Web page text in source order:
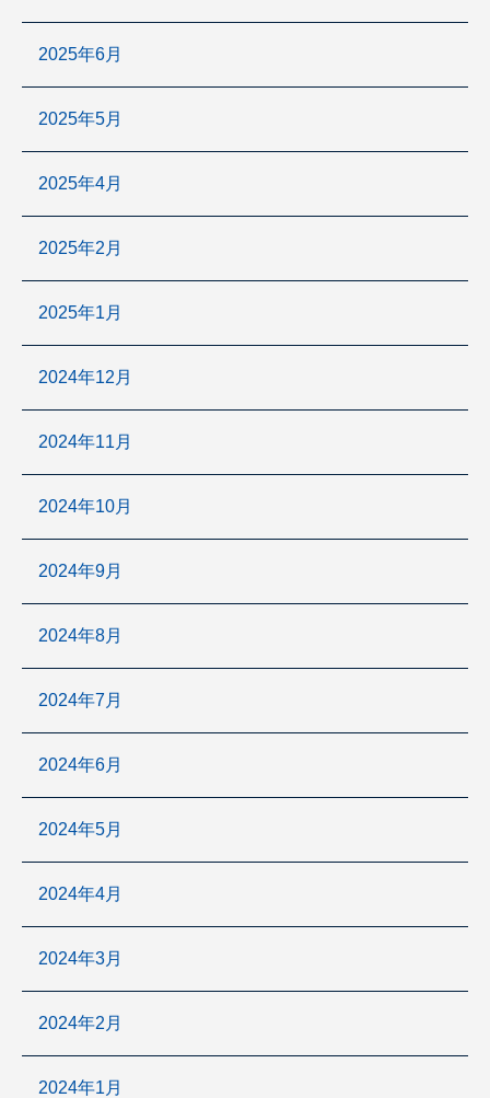
2025年6月
2025年5月
2025年4月
2025年2月
2025年1月
2024年12月
2024年11月
2024年10月
2024年9月
2024年8月
2024年7月
2024年6月
2024年5月
2024年4月
2024年3月
2024年2月
2024年1月